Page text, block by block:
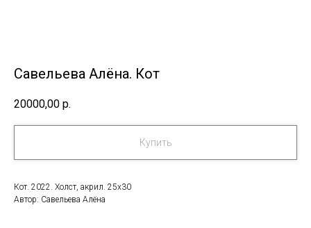
Савельева Алёна. Кот
20000,00 р.
Купить
Кот. 2022. Холст, акрил. 25х30
Автор: Савельева Алёна